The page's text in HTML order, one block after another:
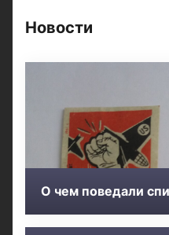
Новости
О чем поведали